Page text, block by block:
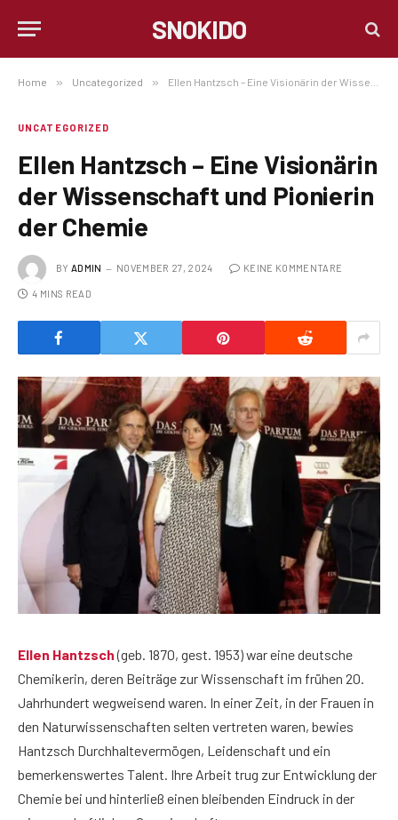
SNOKIDO
Home » Uncategorized » Ellen Hantzsch – Eine Visionärin der Wissenschaft und Pionierin der Chemie
UNCATEGORIZED
Ellen Hantzsch – Eine Visionärin
der Wissenschaft und Pionierin
der Chemie
BY ADMIN NOVEMBER 27, 2024 KEINE KOMMENTARE
4 MINS READ
Ellen Hantzsch(geb. 1870, gest. 1953) war eine deutsche
Chemikerin, deren Beiträge zur Wissenschaft im frühen 20.
Jahrhundert wegweisend waren. In einer Zeit, in der Frauen in
den Naturwissenschaften selten vertreten waren, bewies
Hantzsch Durchhaltevermögen, Leidenschaft und ein
bemerkenswertes Talent. Ihre Arbeit trug zur Entwicklung der
Chemie bei und hinterließ einen bleibenden Eindruck in der